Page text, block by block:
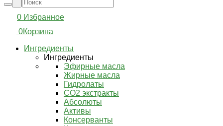
0 Избранное
0Корзина
Ингредиенты
Ингредиенты
Эфирные масла
Жирные масла
Гидролаты
СО2 экстракты
Абсолюты
Активы
Консерванты